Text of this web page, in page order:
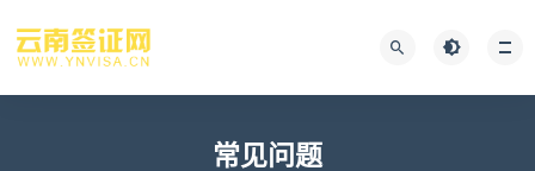
常见问题